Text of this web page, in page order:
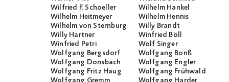
Wilfried F. Schoeller
Wilhelm Hankel
Wilhelm Heitmeyer
Wilhelm Hennis
Wilhelm von Sternburg
Willy Brandt
Willy Hartner
Winfried Böll
Winfried Petri
Wolf Singer
Wolfgang Bergsdorf
Wolfgang Bonß
Wolfgang Donsbach
Wolfgang Engler
Wolfgang Fritz Haug
Wolfgang Frühwald